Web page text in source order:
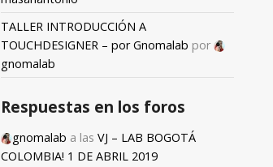
TALLER INTRODUCCIÓN A
TOUCHDESIGNER – por Gnomalab por
gnomalab
Respuestas en los foros
gnomalab a las VJ – LAB BOGOTÁ
COLOMBIA! 1 DE ABRIL 2019